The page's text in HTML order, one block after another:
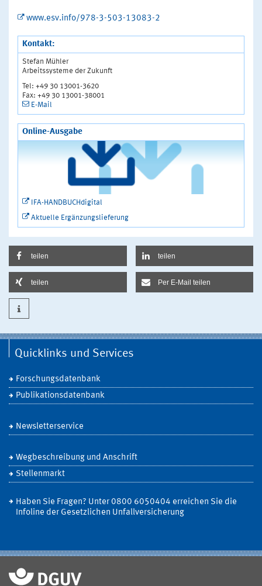
www.esv.info/978-3-503-13083-2
Kontakt:
Stefan Mühler
Arbeitssysteme der Zukunft
Tel: +49 30 13001-3620
Fax: +49 30 13001-38001
E-Mail
Online-Ausgabe
IFA-HANDBUCHdigital
Aktuelle Ergänzungslieferung
teilen teilen
teilen Per E-Mail teilen
Quicklinks und Services
Forschungsdatenbank
Publikationsdatenbank
Newsletterservice
Wegbeschreibung und Anschrift
Stellenmarkt
Haben Sie Fragen? Unter 0800 6050404 erreichen Sie die
Infoline der Gesetzlichen Unfallversicherung